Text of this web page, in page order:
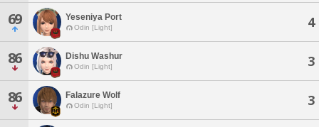
69 Yeseniya Port
Odin [Light] 4
86 Dishu Washur
Odin [Light] 3
86 Falazure Wolf
Odin [Light] 3